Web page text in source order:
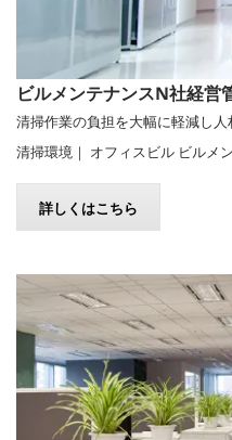
ビルメンテナンスN社経営
清掃作業の負担を大幅に軽減し
清掃環境｜ オフィスビル ビルメ
詳しくはこちら